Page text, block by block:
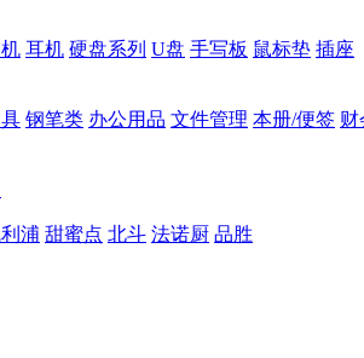
耳机 硬盘系列 U盘 手写板 鼠标垫 插座
钢笔类 办公用品 文件管理 本册/便签 财
浦 甜蜜点 北斗 法诺厨 品胜